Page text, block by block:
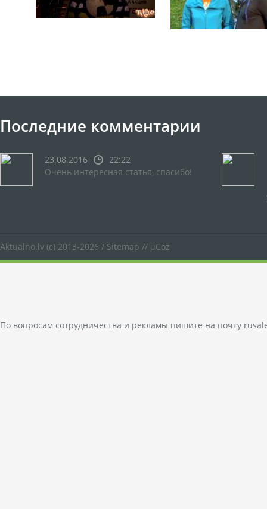
Последние комментарии
23.08.2016
22:22
Очень интересная статья, спасибо!
Aktualno.lv (c) 2013-2026 / Sitemap // uCoz
По вопросам сотрудничества и рекламы пишите на почту